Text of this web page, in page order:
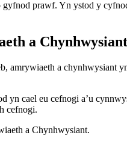
prawf. Yn ystod y
a Chynhwysiant
amrywiaeth a chynhwysiant
yn cael eu cefnogi a’u
cefnogi.
a Chynhwysiant.